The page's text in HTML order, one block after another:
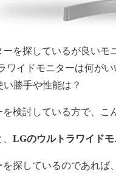
を探しているが良いモ
ワイドモニターは何がい
い勝手や性能は？
を検討している方で、
LGのウルトラワイド
を探しているのであれ